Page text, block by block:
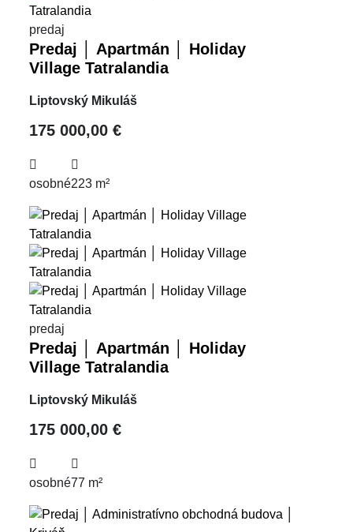
predaj
Predaj │ Apartmán │ Holiday
Village Tatralandia
Liptovský Mikuláš
175 000,00 €
osobné223 m²
predaj
Predaj │ Apartmán │ Holiday
Village Tatralandia
Liptovský Mikuláš
175 000,00 €
osobné77 m²